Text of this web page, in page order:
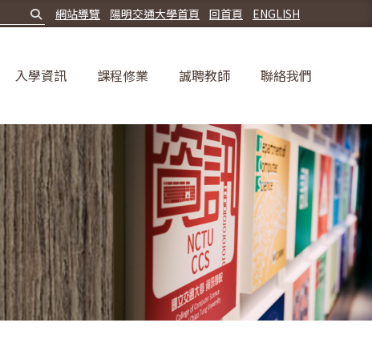
ENGLISH
回首頁
陽明交通大學首頁
網站導覽
入學資訊 課程修業 誠聘教師 聯絡我們